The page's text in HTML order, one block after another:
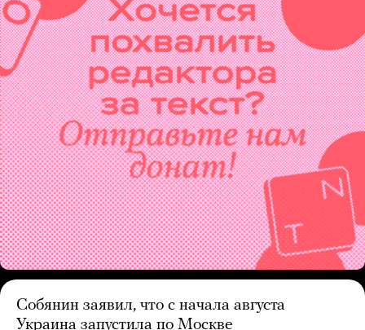
Собянин заявил, что с начала августа
Украина запустила по Москве